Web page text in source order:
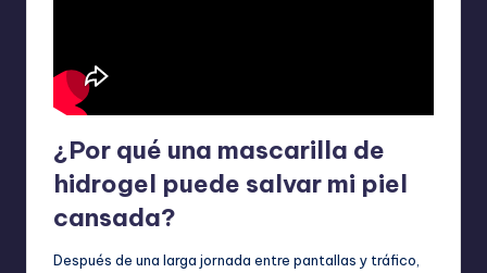
¿Por qué una mascarilla de
hidrogel puede salvar mi piel
cansada?
Después de una larga jornada entre pantallas y tráfico,